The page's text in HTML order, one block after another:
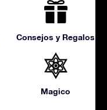
Consejos y Regalos
Magico